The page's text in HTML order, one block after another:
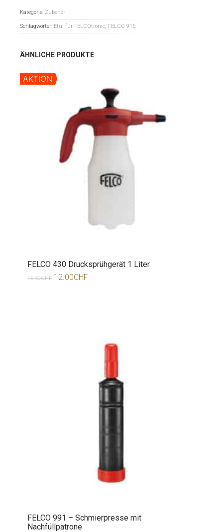
Kategorie: Zubehör
Schlagwörter: Etui für FELCOtronic, FELCO 916
ÄHNLICHE PRODUKTE
AKTION
FELCO 430 Drucksprühgerät 1 Liter
16.50CHF 12.00CHF
FELCO 991 – Schmierpresse mit
Nachfüllpatrone